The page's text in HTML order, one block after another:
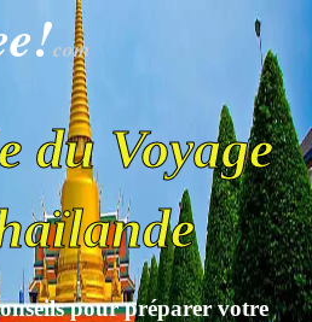
com
du Voyage
pour préparer votre